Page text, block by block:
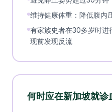
维持健康体重：降低腹内
有家族史者在30多岁时进
现前发现反流
何时应在新加坡就诊